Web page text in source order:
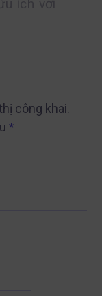
công khai.
*